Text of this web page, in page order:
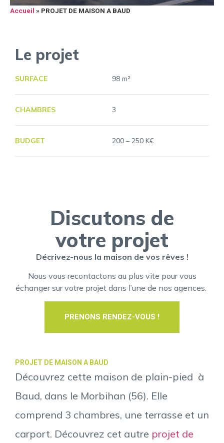
Accueil » PROJET DE MAISON A BAUD
Le projet
SURFACE 98 m²
CHAMBRES 3
BUDGET 200 – 250 K€
Discutons de
votre projet
Décrivez-nous la maison de vos rêves !
Nous vous recontactons au plus vite pour vous
échanger sur votre projet dans l’une de nos agences.
PRENONS RENDEZ-VOUS !
PROJET DE MAISON A BAUD
Découvrez cette maison de plain-pied à
Baud, dans le Morbihan (56). Elle
comprend 3 chambres, une terrasse et un
carport. Découvrez cet autre projet de